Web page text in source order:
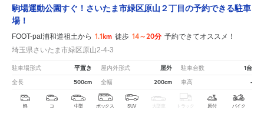
駒場運動公園すぐ！さいたま市緑区原山２丁目の予約できる駐車
場！
FOOT-pal浦和道祖土から 1.1km 徒歩 14～20分 予約できてオススメ！
埼玉県さいたま市緑区原山2-4-3
駐車場形式 平置き 屋内外形式 屋外 駐車台数 1台
全長 500cm 全幅 200cm 車高 -
軽 コ 中型 ボックス SUV 大型車 トラック 原付 バイク